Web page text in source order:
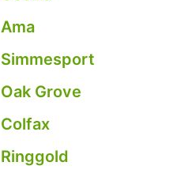
Ama
Simmesport
Oak Grove
Colfax
Ringgold